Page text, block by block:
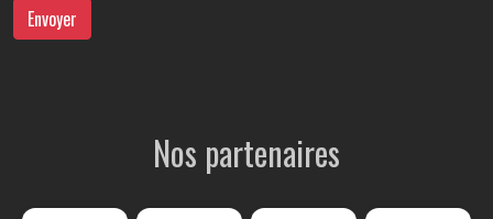
Envoyer
Nos partenaires